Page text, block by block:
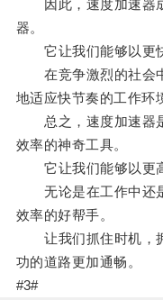
因此，速度加速器成
器。
它让我们能够以更快
在竞争激烈的社会中
地适应快节奏的工作环
总之，速度加速器是
效率的神奇工具。
它让我们能够以更高
无论是在工作中还是
效率的好帮手。
让我们抓住时机，拥
功的道路更加通畅。
#3#